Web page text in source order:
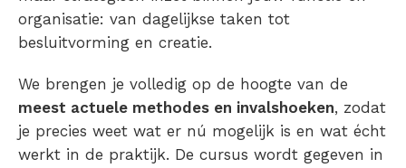
organisatie: van dagelijkse taken tot
besluitvorming en creatie.
We brengen je volledig op de hoogte van de
meest actuele methodes en invalshoeken, zodat
je precies weet wat er nú mogelijk is en wat écht
werkt in de praktijk. De cursus wordt gegeven in